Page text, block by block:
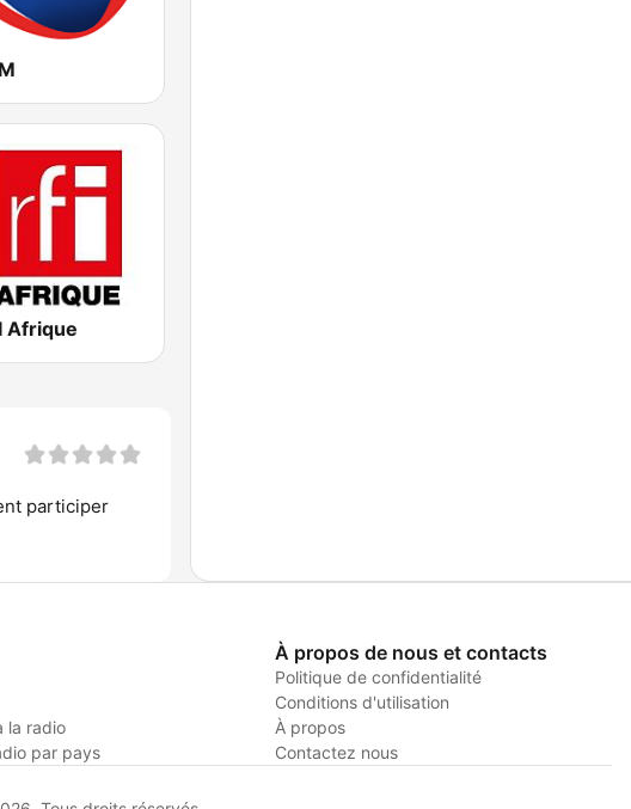
Afrique
participer
la radio
par pays
À propos de nous et contacts
Politique de confidentialité
Conditions d'utilisation
À propos
Contactez nous